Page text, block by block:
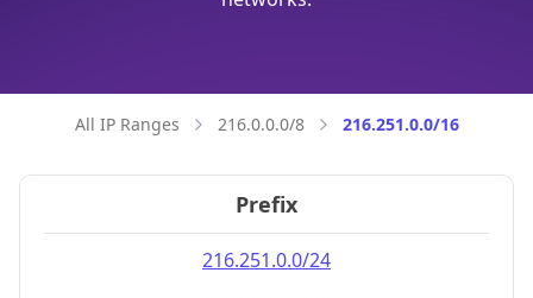
All IP Ranges 216.0.0.0/8 216.251.0.0/16
Prefix
216.251.0.0/24